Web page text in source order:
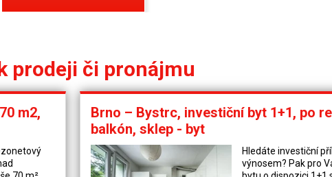
prodeji či pronájmu
m2,
Brno – Bystrc, investiční byt 1+1, po
balkón, sklep - byt
Hledáte investiční
výnosem? Pak pro